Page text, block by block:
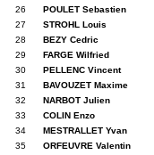
26
POULET Sebastien
27
STROHL Louis
28
BEZY Cedric
29
FARGE Wilfried
30
PELLENC Vincent
31
BAVOUZET Maxime
32
NARBOT Julien
33
COLIN Enzo
34
MESTRALLET Yvan
35
ORFEUVRE Valentin